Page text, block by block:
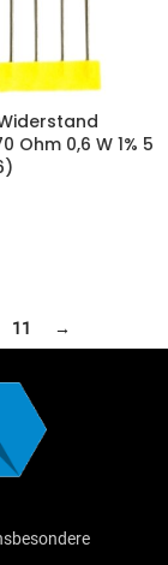
Ohm 0,6 W 1% 5
11 →